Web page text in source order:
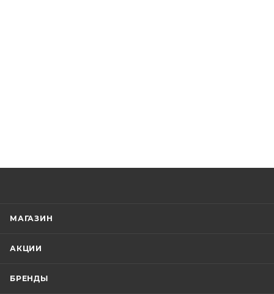
МАГАЗИН
АКЦИИ
БРЕНДЫ